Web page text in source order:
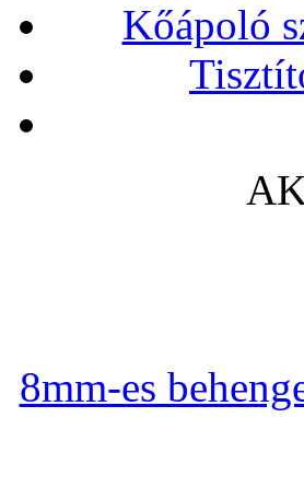
Kőápoló
8mm-es